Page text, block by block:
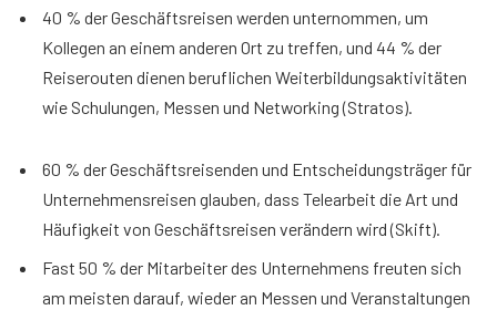
40 % der Geschäftsreisen werden unternommen, um
Kollegen an einem anderen Ort zu treffen, und 44 % der
Reiserouten dienen beruflichen Weiterbildungsaktivitäten
wie Schulungen, Messen und Networking (Stratos).
60 % der Geschäftsreisenden und Entscheidungsträger für
Unternehmensreisen glauben, dass Telearbeit die Art und
Häufigkeit von Geschäftsreisen verändern wird (Skift).
Fast 50 % der Mitarbeiter des Unternehmens freuten sich
am meisten darauf, wieder an Messen und Veranstaltungen